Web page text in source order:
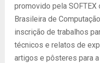
promovido pela
Brasileira de
inscrição de trabalhos
técnicos e relatos de
artigos e pôsteres para